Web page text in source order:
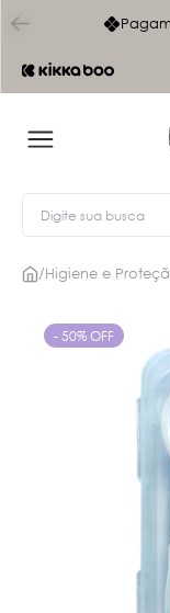
Frete Grátis
/Higiene e
- 50% OFF